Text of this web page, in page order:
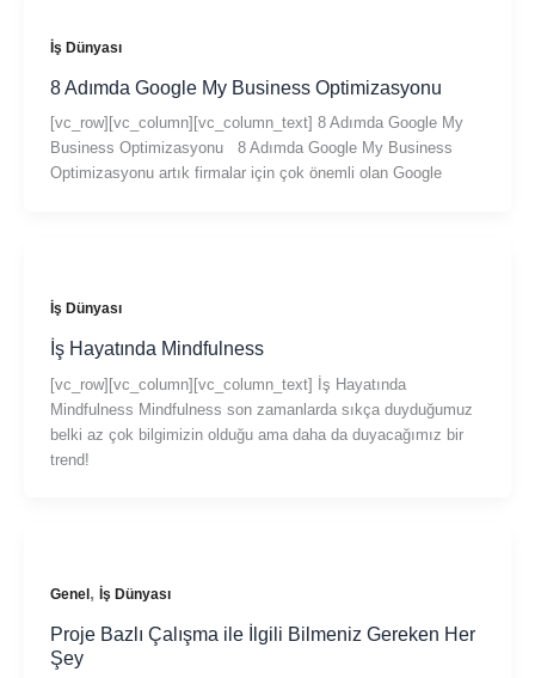
İş Dünyası
8 Adımda Google My Business Optimizasyonu
[vc_row][vc_column][vc_column_text] 8 Adımda Google My
Business Optimizasyonu 8 Adımda Google My Business
Optimizasyonu artık firmalar için çok önemli olan Google
İş Dünyası
İş Hayatında Mindfulness
[vc_row][vc_column][vc_column_text] İş Hayatında
Mindfulness Mindfulness son zamanlarda sıkça duyduğumuz
belki az çok bilgimizin olduğu ama daha da duyacağımız bir
trend!
Genel , İş Dünyası
Proje Bazlı Çalışma ile İlgili Bilmeniz Gereken Her
Şey